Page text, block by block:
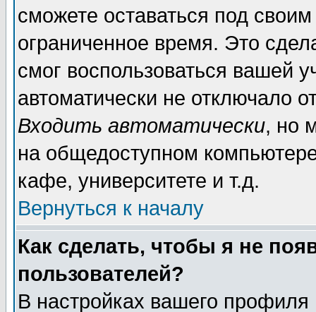
сможете оставаться под
ограниченное время. Это
смог воспользоваться вашей
автоматически не отключало
Входить автоматически, но
на общедоступном
кафе, университете и т.д.
Вернуться к началу
Как сделать, чтобы я не
пользователей?
В настройках вашего